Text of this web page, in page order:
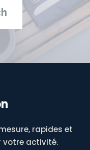
rapides et
votre activité.